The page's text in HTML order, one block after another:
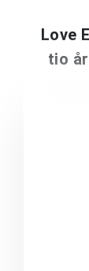
Love
tio